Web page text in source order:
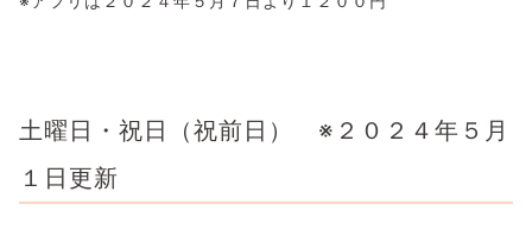
土曜日・祝日（祝前日） ※２０２４年５月
１日更新